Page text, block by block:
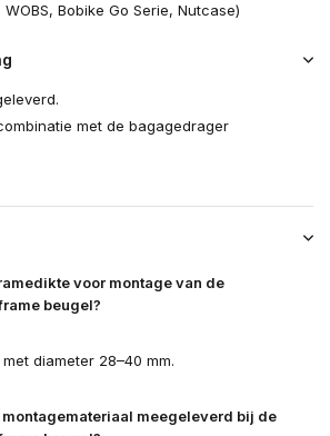
Bobike Go Serie, Nutcase)
met de bagagedrager
voor montage van de
beugel?
diameter 28–40 mm.
meegeleverd bij de